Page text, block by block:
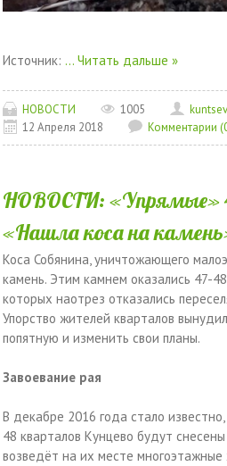
Источник: ... Читать дальше »
НОВОСТИ 1005
12 Апреля 2018
Комментарии
НОВОСТИ: «Упрямые»
«Нашла коса на
Коса Собянина, уничтожающего
камень. Этим камнем оказались 47-
которых наотрез отказались
Упорство жителей кварталов
попятную и изменить свои планы.
Завоевание рая
В декабре 2016 года стало
48 кварталов Кунцево будут
возведёт на их месте многоэтажные